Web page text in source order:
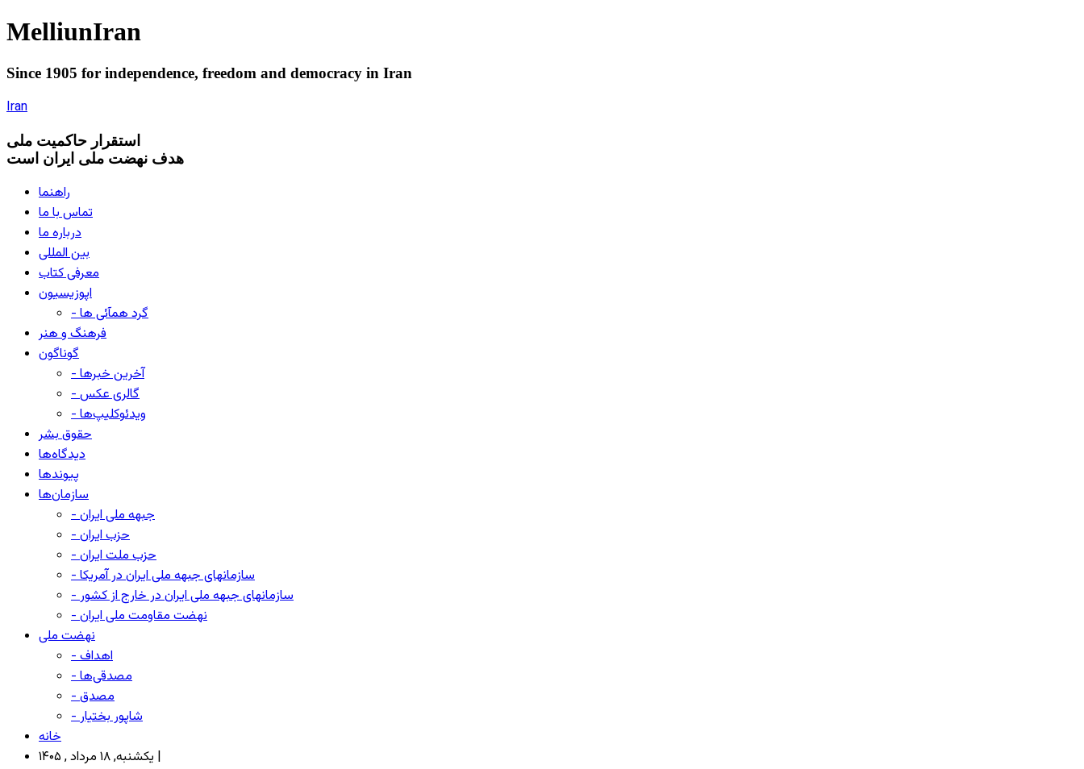
MelliunIran
Since 1905 for independence, freedom and democracy in Iran
Iran
استقرار حاکميت ملی
هدف نهضت ملی ایران است
راهنما
تماس با ما
درباره ما
بین المللی
معرفی کتاب
اپوزیسیون
- گرد همآئی ها
فرهنگ و هنر
گوناگون
- آخرین خبرها
- گالری عکس
- ویدئوکلیپ‌ها
حقوق بشر
دیدگاه‌ها
پیوندها
سازمان‌ها
- جبهه ملی ایران
- حزب ایران
- حزب ملت ایران
- سازمانهای جبهه ملی ایران در آمریکا
- سازمانهای جبهه ملی ایران در خارج از کشور
- نهضت مقاومت ملی ایران
نهضت ملی
- اهداف
- مصدقی‌ها
- مصدق
- شاپور بختیار
خانه
یکشنبه, ۱۸ مرداد , ۱۴۰۵ |